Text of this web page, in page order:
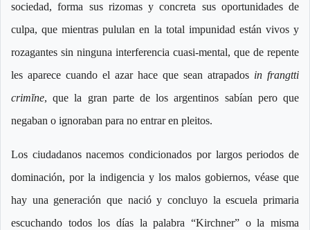
sociedad, forma sus rizomas y concreta sus oportunidades de
culpa, que mientras pululan en la total impunidad están vivos y
rozagantes sin ninguna interferencia cuasi-mental, que de repente
les aparece cuando el azar hace que sean atrapados in frangtti
crimĭne, que la gran parte de los argentinos sabían pero que
negaban o ignoraban para no entrar en pleitos.
Los ciudadanos nacemos condicionados por largos periodos de
dominación, por la indigencia y los malos gobiernos, véase que
hay una generación que nació y concluyo la escuela primaria
escuchando todos los días la palabra “Kirchner” o la misma